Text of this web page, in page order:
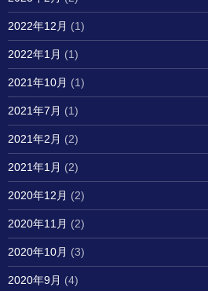
2022年12月 (1)
2022年1月 (1)
2021年10月 (1)
2021年7月 (1)
2021年2月 (2)
2021年1月 (2)
2020年12月 (2)
2020年11月 (2)
2020年10月 (3)
2020年9月 (4)